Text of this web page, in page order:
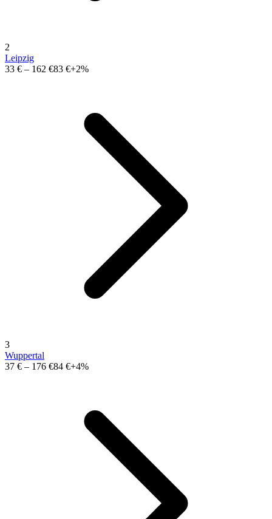
2
Leipzig
33 € – 162 €83 €+2%
3
Wuppertal
37 € – 176 €84 €+4%